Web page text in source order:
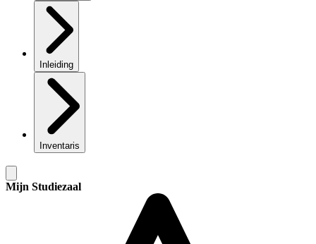
Inleiding
Inventaris
Mijn Studiezaal